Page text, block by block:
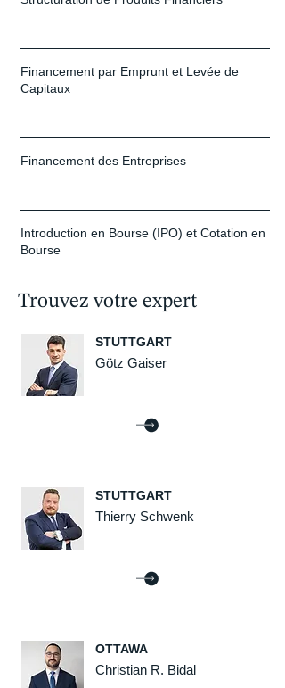
Financement par Emprunt et Levée de
Capitaux
Financement des Entreprises
Introduction en Bourse (IPO) et Cotation en
Bourse
Trouvez votre expert
STUTTGART
Götz Gaiser
STUTTGART
Thierry Schwenk
OTTAWA
Christian R. Bidal